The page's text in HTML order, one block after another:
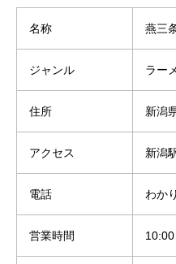
名称 燕三
ジャンル ラー
住所 新潟
アクセス 新潟
電話 わか
営業時間